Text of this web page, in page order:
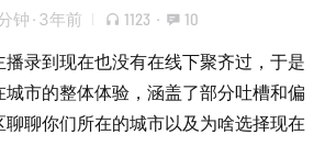
钟 · 3年前 1123 · 10
录到现在也没有在线下聚齐过，于是
市的整体体验，涵盖了部分吐槽和偏
聊你们所在的城市以及为啥选择现在